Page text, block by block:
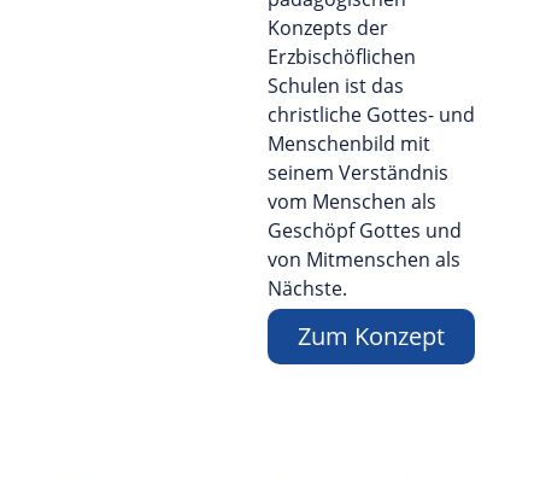
Konzepts der
Erzbischöflichen
Schulen ist das
christliche Gottes- und
Menschenbild mit
seinem Verständnis
vom Menschen als
Geschöpf Gottes und
von Mitmenschen als
Nächste.
Zum Konzept